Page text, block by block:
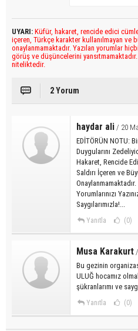
UYARI: Küfür, hakaret, rencide edici
içeren, Türkçe karakter kullanılmayan ve
onaylanmamaktadır. Yazılan yorumlar
görüş ve düşüncelerini
niteliktedir.
2 Yorum
haydar ali / 20
EDİTÖRÜN NOTU:
Duygularını
Hakaret, Rencide
Saldırı İçeren ve
Yorumlarınızı
Saygılarımızla!...
Yanıtla (0)
Musa Karakurt
Bu gezinin
ULUĞ hocamız
şükranlarımı ve
Yanıtla (0)